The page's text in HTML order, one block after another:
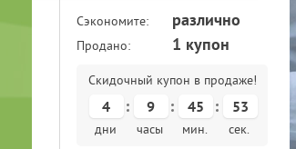
Сэкономите: различно
Продано: 1 купон
Скидочный купон в продаже!
4
дни
9
часы
45
мин.
52
сек.